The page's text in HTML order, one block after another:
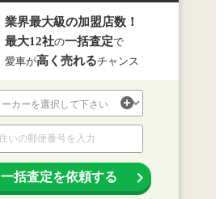
業界最大級の加盟店数！
最大12社の一括査定で
愛車が高く売れるチャンス
一括査定を依頼する